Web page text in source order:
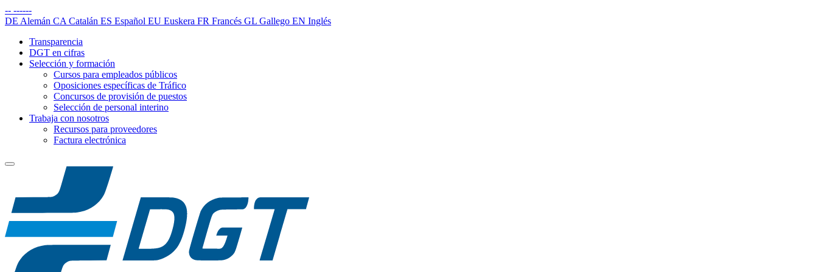
-- ------
DE Alemán CA Catalán ES Español EU Euskera FR Francés GL Gallego EN Inglés
Transparencia
DGT en cifras
Selección y formación
Cursos para empleados públicos
Oposiciones específicas de Tráfico
Concursos de provisión de puestos
Selección de personal interino
Trabaja con nosotros
Recursos para proveedores
Factura electrónica